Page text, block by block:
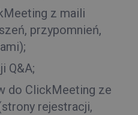
z maili
przypomnień,
Q&A;
do ClickMeeting ze
rejestracji,